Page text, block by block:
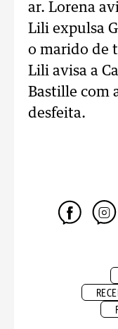
ar. Lorena
Lili expulsa
o marido de
Lili avisa a
Bastille com
desfeita.